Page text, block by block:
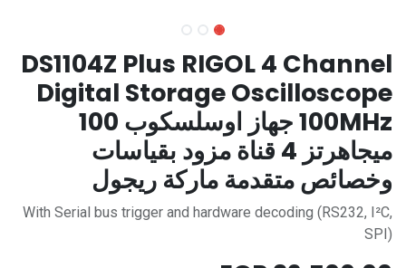
DS1104Z Plus RIGOL 4 Channel
Digital Storage Oscilloscope
100MHz جهاز اوسلسكوب 100
ميجاهرتز 4 قناة مزود بقياسات
وخصائص متقدمة ماركة ريجول
With Serial bus trigger and hardware decoding (RS232, I²C,
SPI)